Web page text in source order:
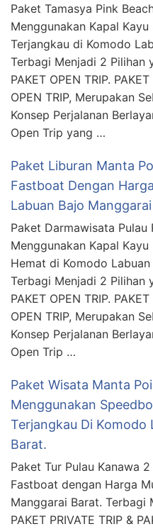
Paket Tamasya Pink
Menggunakan Kapal
Terjangkau di Komodo
Terbagi Menjadi 2 Pilihan
PAKET OPEN TRIP.
OPEN TRIP, Merupakan
Konsep Perjalanan
Open Trip yang …
Paket Liburan Manta
Fastboat Dengan
Labuan Bajo
Paket Darmawisata
Menggunakan Kapal
Hemat di Komodo
Terbagi Menjadi 2 Pilihan
PAKET OPEN TRIP.
OPEN TRIP, Merupakan
Konsep Perjalanan
Open Trip …
Paket Wisata Manta
Menggunakan
Terjangkau Di Komodo
Barat.
Paket Tur Pulau Kanawa
Fastboat dengan Harga
Manggarai Barat. Terbagi
PAKET PRIVATE TRIP &